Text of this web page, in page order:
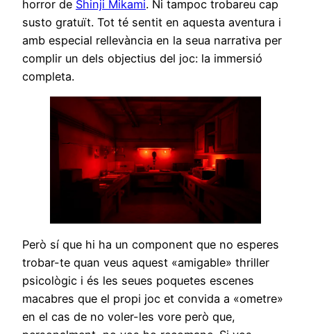
horror de Shinji Mikami. Ni tampoc trobareu cap
susto gratuït. Tot té sentit en aquesta aventura i
amb especial rellevància en la seua narrativa per
complir un dels objectius del joc: la immersió
completa.
Però sí que hi ha un component que no esperes
trobar-te quan veus aquest «amigable» thriller
psicològic i és les seues poquetes escenes
macabres que el propi joc et convida a «ometre»
en el cas de no voler-les vore però que,